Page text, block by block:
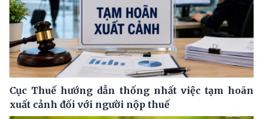
Cục Thuế hướng dẫn thống nhất việc tạm hoãn
xuất cảnh đối với người nộp thuế